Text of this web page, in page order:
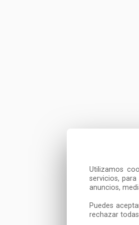
Utilizamos
servicios,
anuncios,
Puedes
rechazar